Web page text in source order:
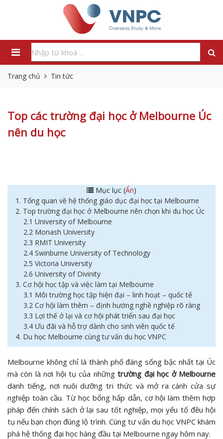
Trang chủ Tin tức
Top các trường đại học ở Melbourne Úc
nên du học
Mục lục (Ẩn)
1. Tổng quan về hệ thống giáo dục đại học tại Melbourne
2. Top trường đại học ở Melbourne nên chọn khi du học Úc
2.1 University of Melbourne
2.2 Monash University
2.3 RMIT University
2.4 Swinburne University of Technology
2.5 Victoria University
2.6 University of Divinity
3. Cơ hội học tập và việc làm tại Melbourne
3.1 Môi trường học tập hiện đại – linh hoạt – quốc tế
3.2 Cơ hội làm thêm – định hướng nghề nghiệp rõ ràng
3.3 Lợi thế ở lại và cơ hội phát triển sau đại học
3.4 Ưu đãi và hỗ trợ dành cho sinh viên quốc tế
4. Du học Melbourne cùng tư vấn du học VNPC
Melbourne không chỉ là thành phố đáng sống bậc nhất tại Úc
mà còn là nơi hội tụ của nhữngtrường đại học ở Melbourne
danh tiếng, nơi nuôi dưỡng tri thức và mở ra cánh cửa sự
nghiệp toàn cầu. Từ học bổng hấp dẫn, cơ hội làm thêm hợp
pháp đến chính sách ở lại sau tốt nghiệp, mọi yếu tố đều hội
tụ nếu bạn chọn đúng lộ trình. Cùng tư vấn du học VNPC khám
phá hệ thống đại học hàng đầu tại Melbourne ngay hôm nay.